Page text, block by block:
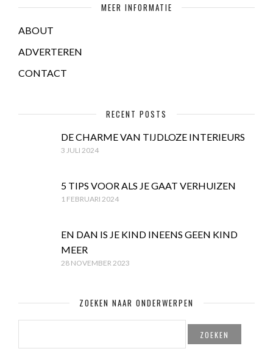
MEER INFORMATIE
ABOUT
ADVERTEREN
CONTACT
RECENT POSTS
DE CHARME VAN TIJDLOZE INTERIEURS
3 JULI 2024
5 TIPS VOOR ALS JE GAAT VERHUIZEN
1 FEBRUARI 2024
EN DAN IS JE KIND INEENS GEEN KIND
MEER
28 NOVEMBER 2023
ZOEKEN NAAR ONDERWERPEN
ZOEKEN